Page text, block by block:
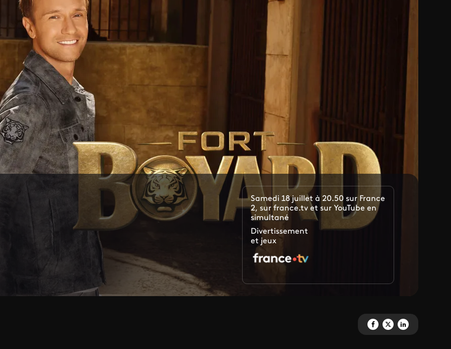
Samedi 18 juillet à 20.50 sur France
2, sur france.tv et sur YouTube en
simultané
Divertissement
et jeux
Partagez 'Fort Boyard' sur
Partagez 'Fort Boyard'
Partagez 'Fort